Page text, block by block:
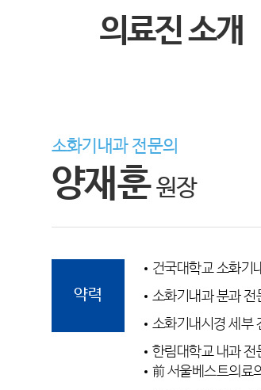
의료진 소개
소화기내과 전문의
양재훈원장
약력
건국대학교 소화기
소화기내과 분과 전
소화기내시경 세부
한림대학교 내과 전
前 서울베스트의료